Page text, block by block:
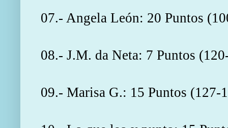
07.- Angela León: 20 Puntos
08.- J.M. da Neta: 7 Puntos
09.- Marisa G.: 15 Puntos (127-